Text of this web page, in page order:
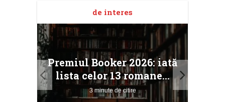
de interes
Premiul Booker 2026: iată
lista celor 13 romane...
3 minute de citire